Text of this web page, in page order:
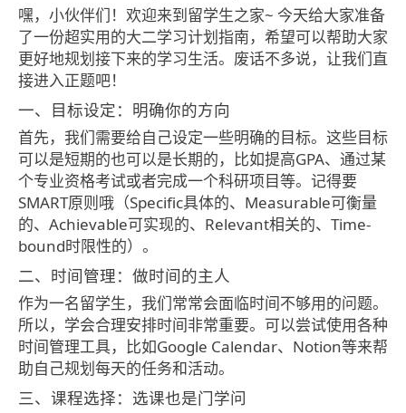
嘿，小伙伴们！欢迎来到留学生之家~ 今天给大家准备
了一份超实用的大二学习计划指南，希望可以帮助大家
更好地规划接下来的学习生活。废话不多说，让我们直
接进入正题吧！
一、目标设定：明确你的方向
首先，我们需要给自己设定一些明确的目标。这些目标
可以是短期的也可以是长期的，比如提高GPA、通过某
个专业资格考试或者完成一个科研项目等。记得要
SMART原则哦（Specific具体的、Measurable可衡量
的、Achievable可实现的、Relevant相关的、Time-
bound时限性的）。
二、时间管理：做时间的主人
作为一名留学生，我们常常会面临时间不够用的问题。
所以，学会合理安排时间非常重要。可以尝试使用各种
时间管理工具，比如Google Calendar、Notion等来帮
助自己规划每天的任务和活动。
三、课程选择：选课也是门学问